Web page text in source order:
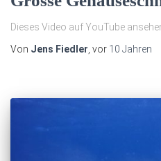
Dieses Video auf YouTube
Von Jens Fiedler, vor 10 Jahren